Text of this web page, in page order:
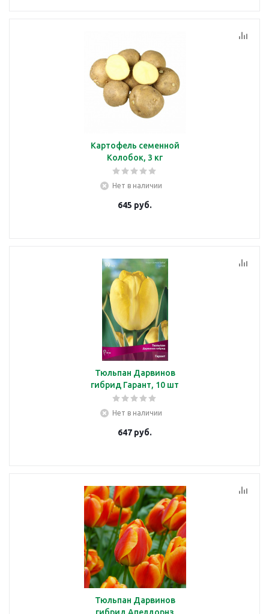
Картофель семенной
Колобок, 3 кг
Нет в наличии
645 руб.
Тюльпан Дарвинов
гибрид Гарант, 10 шт
Нет в наличии
647 руб.
Тюльпан Дарвинов